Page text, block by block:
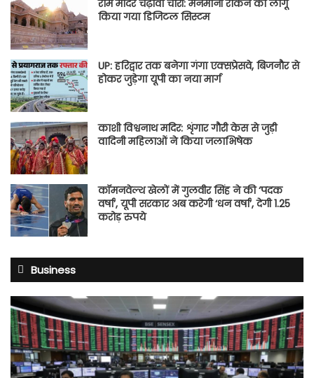
राम मंदिर चढ़ावा चोरी: मनमानी रोकने को लागू
किया गया डिजिटल सिस्टम
UP: हरिद्वार तक बनेगा गंगा एक्सप्रेसवे, बिजनौर से
होकर जुड़ेगा यूपी का नया मार्ग
काशी विश्वनाथ मदिर: शृंगार गौरी केस से जुड़ी
वादिनी महिलाओं ने किया जलाभिषेक
कॉमनवेल्थ खेलों में गुलवीर सिंह ने की ‘पदक
वर्षा’, यूपी सरकार अब करेगी ‘धन वर्षा’, देगी 1.25
करोड़ रुपये
Business